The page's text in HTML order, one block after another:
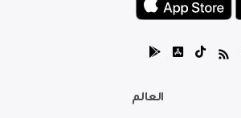
العالم